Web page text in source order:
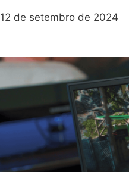
12 de setembro de 2024